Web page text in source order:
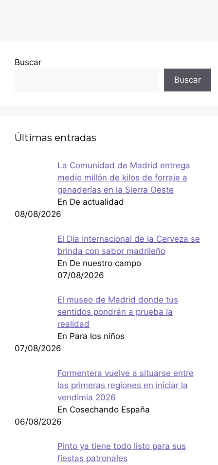
Buscar
Buscar
Últimas entradas
La Comunidad de Madrid entrega
medio millón de kilos de forraje a
ganaderías en la Sierra Oeste
En De actualidad
08/08/2026
El Día Internacional de la Cerveza se
brinda con sabor madrileño
En De nuestro campo
07/08/2026
El museo de Madrid donde tus
sentidos pondrán a prueba la
realidad
En Para los niños
07/08/2026
Formentera vuelve a situarse entre
las primeras regiones en iniciar la
vendimia 2026
En Cosechando España
06/08/2026
Pinto ya tiene todo listo para sus
fiestas patronales